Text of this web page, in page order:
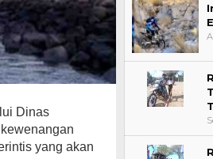
Dinas
yang akan